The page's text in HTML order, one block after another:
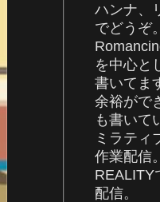
ハンナ、
でどうぞ。
を中心と
書いてま
余裕がで
も書いて
ミラティ
作業配信。
REALITY
配信。